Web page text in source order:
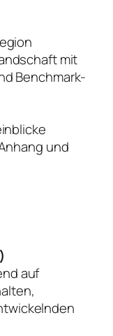
mit
Benchmark-
und
auf